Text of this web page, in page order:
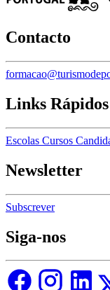
Contacto
Links Rápidos
Escolas Cursos
Newsletter
Subscrever
Siga-nos